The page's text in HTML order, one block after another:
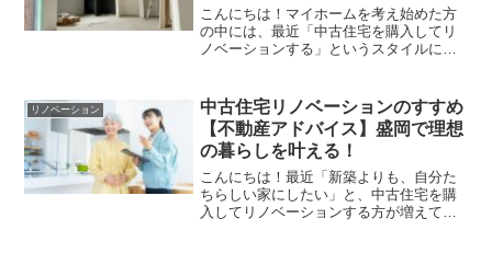
こんにちは！マイホームを考え始めた方
の中には、最近「中古住宅を購入してリ
ノベーションする」というスタイルに興
ても中古住宅という不動産の選択肢がと
っても魅力的なんです。こ...
リノベーション
中古住宅リノベーションのすすめ
【不動産アドバイス】盛岡で理想
の暮らしを叶える！
こんにちは！最近「新築よりも、自分た
ちらしい家にしたい」と、中古住宅を購
入してリノベーションする方が増えてい